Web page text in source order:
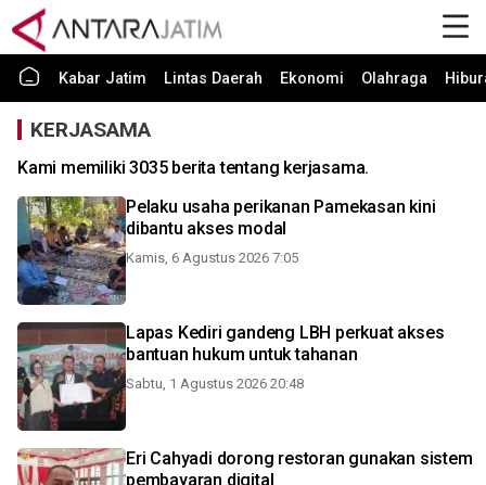
Kabar Jatim Lintas Daerah Ekonomi Olahraga
KERJASAMA
Kami memiliki 3035 berita tentang kerjasama.
Pelaku usaha perikanan Pamekasan kini
dibantu akses modal
Kamis, 6 Agustus 2026 7:05
Lapas Kediri gandeng LBH perkuat akses
bantuan hukum untuk tahanan
Sabtu, 1 Agustus 2026 20:48
Eri Cahyadi dorong restoran gunakan sistem
pembayaran digital